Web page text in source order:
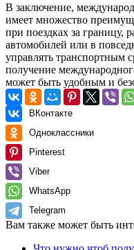
В заключение,
имеет множество
при поездках за границу,
автомобилей или в
управлять транспортным
получение
может быть удобным и
ВКонтакте
Одноклассники
Pinterest
Viber
WhatsApp
Telegram
Вам также может быть